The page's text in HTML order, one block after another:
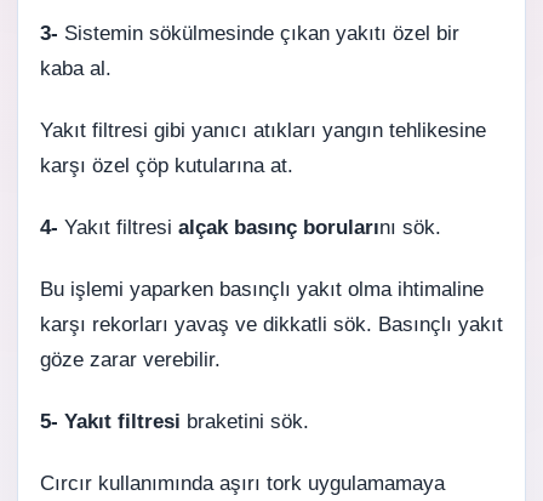
3- Sistemin sökülmesinde çıkan yakıtı özel bir
kaba al.
Yakıt filtresi gibi yanıcı atıkları yangın tehlikesine
karşı özel çöp kutularına at.
4- Yakıt filtresi alçak basınç borularını sök.
Bu işlemi yaparken basınçlı yakıt olma ihtimaline
karşı rekorları yavaş ve dikkatli sök. Basınçlı yakıt
göze zarar verebilir.
5- Yakıt filtresi braketini sök.
Cırcır kullanımında aşırı tork uygulamamaya